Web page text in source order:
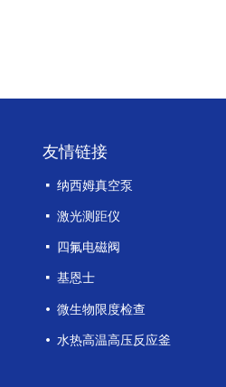
友情链接
넷 纳西姆真空泵
넷 激光测距仪
넷 四氟电磁阀
넷 基恩士
넸 微生物限度检查
넸 水热高温高压反应釜